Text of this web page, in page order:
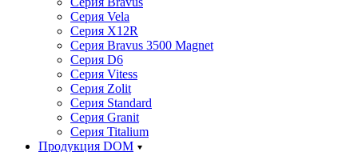
Серия Vela
Серия X12R
Серия Bravus 3500 Magnet
Серия D6
Серия Vitess
Серия Zolit
Серия Standard
Серия Granit
Серия Titalium
Продукция DOM